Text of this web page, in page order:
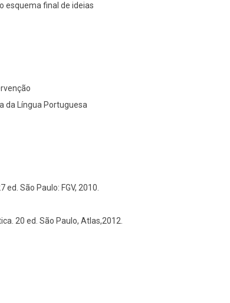
esquema final de ideias
da Língua Portuguesa
São Paulo: FGV, 2010.
20 ed. São Paulo, Atlas,2012.